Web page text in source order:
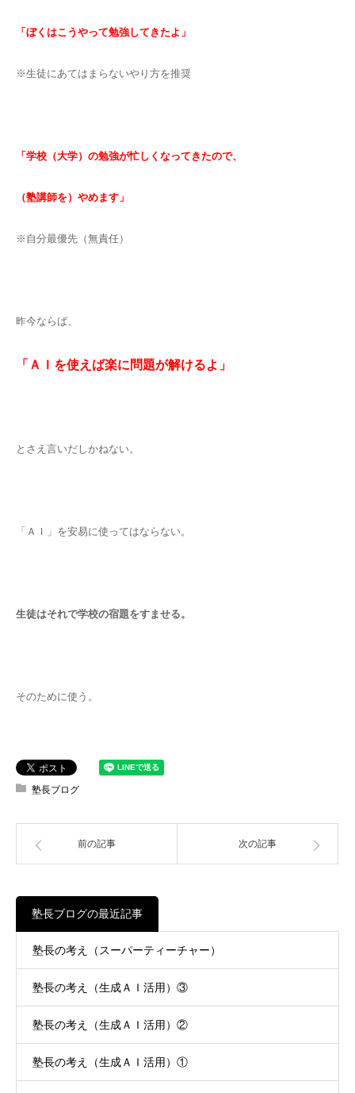
「ぼくはこうやって勉強してきたよ」
※生徒にあてはまらないやり方を推奨
「学校（大学）の勉強が忙しくなってきたので、
（塾講師を）やめます」
※自分最優先（無責任）
昨今ならば、
「ＡＩを使えば楽に問題が解けるよ」
とさえ言いだしかねない。
「ＡＩ」を安易に使ってはならない。
生徒はそれで学校の宿題をすませる。
そのために使う。
塾長ブログ
前の記事 次の記事
塾長ブログの最近記事
塾長の考え（スーパーティーチャー）
塾長の考え（生成ＡＩ活用）③
塾長の考え（生成ＡＩ活用）②
塾長の考え（生成ＡＩ活用）①